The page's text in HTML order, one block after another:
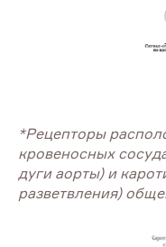
*Рецепторы
кровеносных
дуги аорты) и
разветвления)